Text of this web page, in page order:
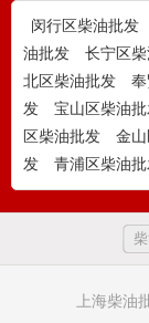
闵行区柴油批发
油批发
长宁区
北区柴油批发
发
宝山区柴油
区柴油批发
金
发
青浦区柴油
上海柴油